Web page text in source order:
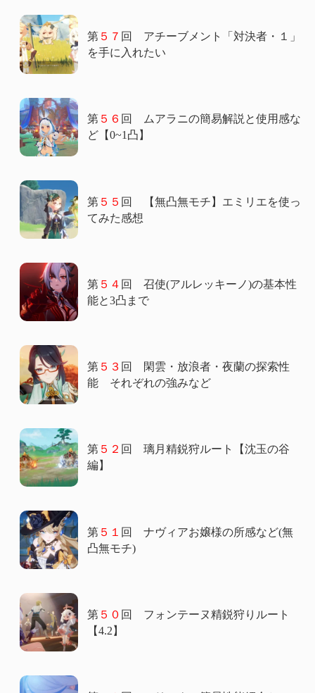
第５７ 回 アチーブメント「対決者・１」
を手に入れたい
第５６ 回 ムアラニの簡易解説と使用感な
ど【0~1凸】
第５５ 回 【無凸無モチ】エミリエを使っ
てみた感想
第５４ 回 召使(アルレッキーノ)の基本性
能と3凸まで
第５３ 回 閑雲・放浪者・夜蘭の探索性
能 それぞれの強みなど
第５２ 回 璃月精鋭狩ルート【沈玉の谷
編】
第５１ 回 ナヴィアお嬢様の所感など(無
凸無モチ)
第５０ 回 フォンテーヌ精鋭狩りルート
【4.2】